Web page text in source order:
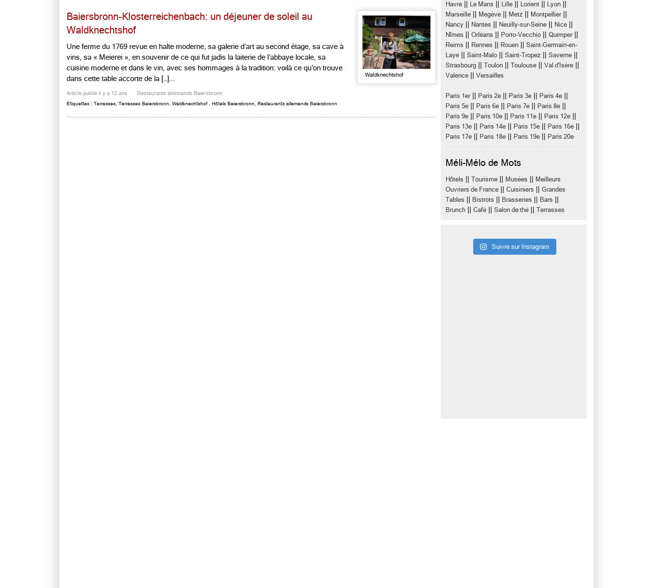
Baiersbronn-Klosterreichenbach: un déjeuner de soleil au
Waldknechtshof
Une ferme du 1769 revue en halte moderne, sa galerie d’art au second étage, sa cave à
vins, sa « Meierei », en souvenir de ce qui fut jadis la laiterie de l’abbaye locale, sa
cuisine moderne et dans le vin, avec ses hommages à la tradition: voilà ce qu’on trouve
dans cette table accorte de la […]...
Article publié il y a 12 ans Restaurants allemands Baiersbronn
Étiquettes : Terrasses Terrasses Baiersbronn Waldknechtshof Hôtels Baiersbronn Restaurants allemands Baiersbronn
Waldknechtshof
Havre
Le Mans Lille Lorient Lyon
Marseille Megève Metz Montpellier||
Nancy Nantes Neuilly-sur-Seine Nice
Nîmes Orléans Porto-Vecchio Quimper||
Reims Rennes Rouen
Saint-Germain-en-
Laye
Saint-Malo Saint-Tropez Saverne
Strasbourg Toulon Toulouse Val d'Isère
Valence Versailles
Paris 1er|| Paris 2e Paris 3e Paris 4e
Paris 5e Paris 6e Paris 7e Paris 8e
Paris 9e Paris 10e Paris 11e Paris 12e
Paris 13e Paris 14e Paris 15e Paris 16e
Paris 17e Paris 18e Paris 19e Paris 20e
Méli-Mélo de Mots
Hôtels Tourisme Musées
Meilleurs
Ouvriers de France
Cuisiniers
Grandes
Tables
Bistrots Brasseries Bars
Brunch Café Salon de thé Terrasses
Suivre sur Instagram